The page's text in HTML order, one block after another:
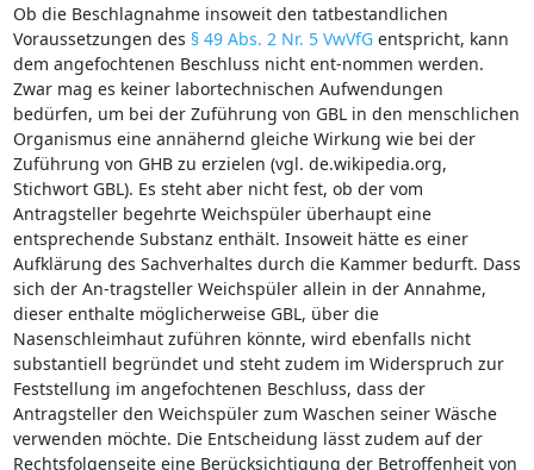
Ob die Beschlagnahme insoweit den tatbestandlichen
Voraussetzungen des § 49 Abs. 2 Nr. 5 VwVfGentspricht, kann
dem angefochtenen Beschluss nicht ent-nommen werden.
Zwar mag es keiner labortechnischen Aufwendungen
bedürfen, um bei der Zuführung von GBL in den menschlichen
Organismus eine annähernd gleiche Wirkung wie bei der
Zuführung von GHB zu erzielen (vgl. de.wikipedia.org,
Stichwort GBL). Es steht aber nicht fest, ob der vom
Antragsteller begehrte Weichspüler überhaupt eine
entsprechende Substanz enthält. Insoweit hätte es einer
Aufklärung des Sachverhaltes durch die Kammer bedurft. Dass
sich der An-tragsteller Weichspüler allein in der Annahme,
dieser enthalte möglicherweise GBL, über die
Nasenschleimhaut zuführen könnte, wird ebenfalls nicht
substantiell begründet und steht zudem im Widerspruch zur
Feststellung im angefochtenen Beschluss, dass der
Antragsteller den Weichspüler zum Waschen seiner Wäsche
verwenden möchte. Die Entscheidung lässt zudem auf der
Rechtsfolgenseite eine Berücksichtigung der Betroffenheit von